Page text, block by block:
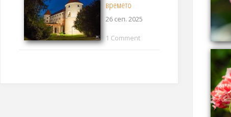
времето
26 сеп. 2025
1 Comment